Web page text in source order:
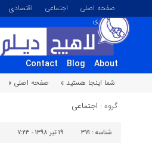
صفحه اصلی اجتماعی اقتصادی
تصویری
About
Blog
Contact
شما اینجا هستید »
صفحه اصلی »
گروه : اجتماعی
شناسه : ۳۷۱ ۱۹ تیر ۱۳۹۸ - ۷:۲۴